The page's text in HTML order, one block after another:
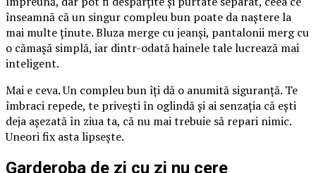
înseamnă că un singur compleu bun poate da naștere la
mai multe ținute. Bluza merge cu jeanși, pantalonii merg cu
o cămașă simplă, iar dintr-odată hainele tale lucrează mai
inteligent.
Mai e ceva. Un compleu bun îți dă o anumită siguranță. Te
îmbraci repede, te privești în oglindă și ai senzația că ești
deja așezată în ziua ta, că nu mai trebuie să repari nimic.
Uneori fix asta lipsește.
Garderoba de zi cu zi nu cere